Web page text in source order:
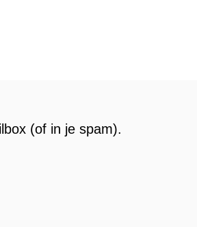
(of in je spam).